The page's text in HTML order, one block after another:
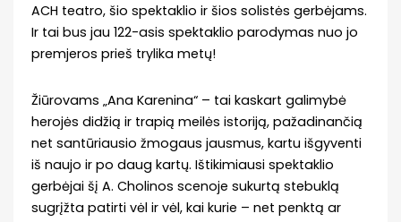
ACH teatro, šio spektaklio ir šios solistės gerbėjams.
Ir tai bus jau 122-asis spektaklio parodymas nuo jo
premjeros prieš trylika metų!
Žiūrovams „Ana Karenina“ – tai kaskart galimybė
herojės didžią ir trapią meilės istoriją, pažadinančią
net santūriausio žmogaus jausmus, kartu išgyventi
iš naujo ir po daug kartų. Ištikimiausi spektaklio
gerbėjai šį A. Cholinos scenoje sukurtą stebuklą
sugrįžta patirti vėl ir vėl, kai kurie – net penktą ar